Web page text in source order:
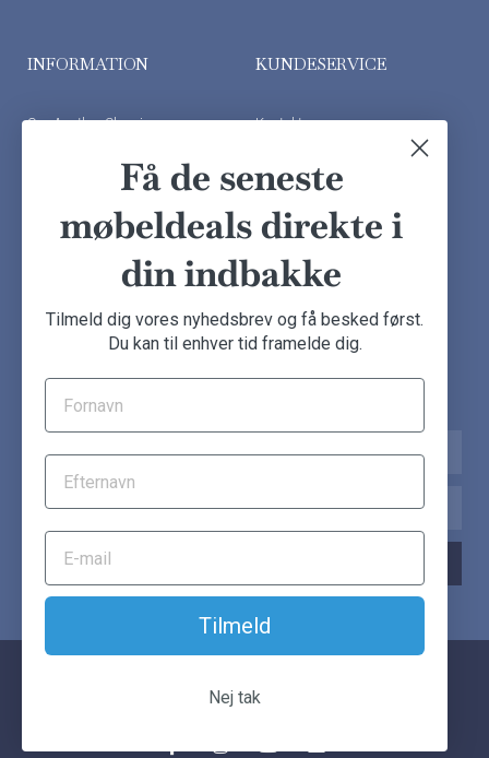
INFORMATION
Om Another Classic
Handelsbetingelser
KUNDESERVICE
Kontakt os
Kundeudtalelser
Besøg showroom
indbakke.
© Another Classic. Alle rettigheder forbeholdes.
Få de seneste
møbeldeals direkte i
din indbakke
Tilmeld dig vores nyhedsbrev og få besked først.
Du kan til enhver tid framelde dig.
Tilmeld
Nej tak